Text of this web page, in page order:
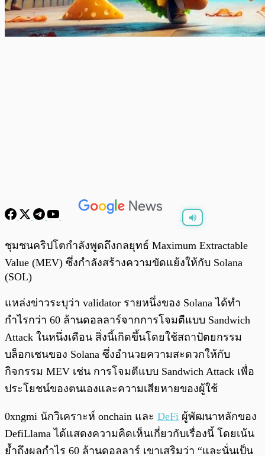
พร้อมเล่น
ชุมชนคริปโตกำลังพูดถึงกลยุทธ์ Maximum Extractable
Value (MEV) ซึ่งกำลังสร้างความขัดแย้งให้กับ Solana
(SOL)
แหล่งข่าวระบุว่า validator รายหนึ่งของ Solana ได้ทำ
กำไรกว่า 60 ล้านดอลลาร์จากการโจมตีแบบ Sandwich
Attack ในหนึ่งเดือน สิ่งนี้เกิดขึ้นโดยใช้สถาปัตยกรรม
บล็อกเชนของ Solana ซึ่งอำนวยความสะดวกให้กับ
กิจกรรม MEV เช่น การโจมตีแบบ Sandwich Attack เพื่อ
ประโยชน์ของตนเองและความเสียหายของผู้ใช้
0xngmi นักวิเคราะห์ onchain และ DeFi ผู้พัฒนาหลักของ
DefiLlama ได้แสดงความคิดเห็นเกี่ยวกับเรื่องนี้ โดยเน้น
ย้ำถึงผลกำไร 60 ล้านดอลลาร์ เขาเสริมว่า “และนั่นเป็น